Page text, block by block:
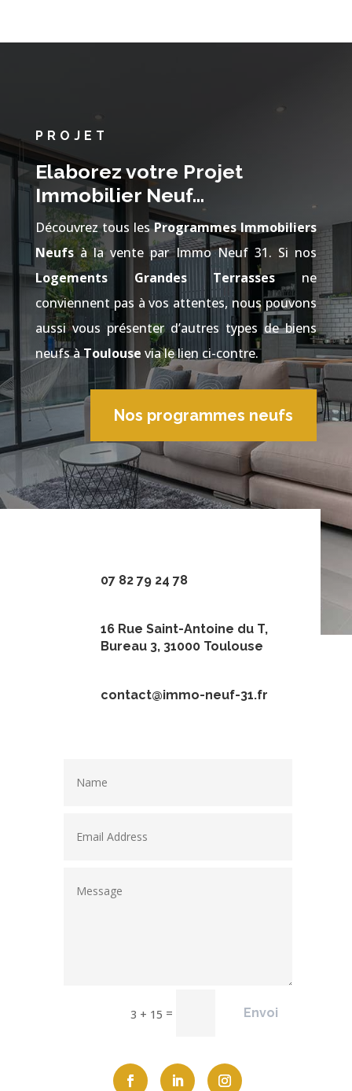
PROJET
Elaborez votre Projet
Immobilier Neuf…
Découvrez tous lesProgrammes Immobiliers
Neufsà la vente par Immo Neuf 31. Si nos
Logements Grandes Terrassesne
conviennent pas à vos attentes, nous pouvons
aussi vous présenter d’autres types de biens
neufs àToulouse via le lien ci-contre.
Nos programmes neufs
07 82 79 24 78
16 Rue Saint-Antoine du T,
Bureau 3, 31000 Toulouse
contact@immo-neuf-31.fr
3 + 15 = Envoi